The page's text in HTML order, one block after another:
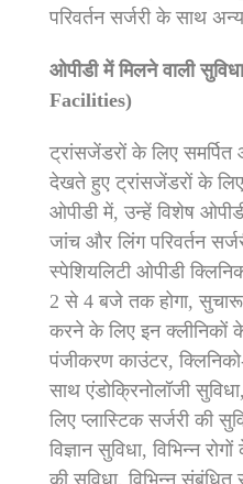
परिवर्तन सर्जरी के साथ
ओपीडी में मिलने वाली
Facilities)
ट्रांसजेंडरों के लिए समर्पित
देखते हुए ट्रांसजेंडरों के लिए
ओपीडी में, उन्हें विशेष
जांच और लिंग परिवर्तन
स्‍पेशियलिटी ओपीडी
2 से 4 बजे तक होगा, सुचारू
करने के लिए इन क्लीनिकों
पंजीकरण काउंटर,
साथ एंडोक्रिनोलॉजी
लिए प्लास्टिक सर्जरी की
विज्ञान सुविधा, विभिन्न
की सुविधा, विभिन्न